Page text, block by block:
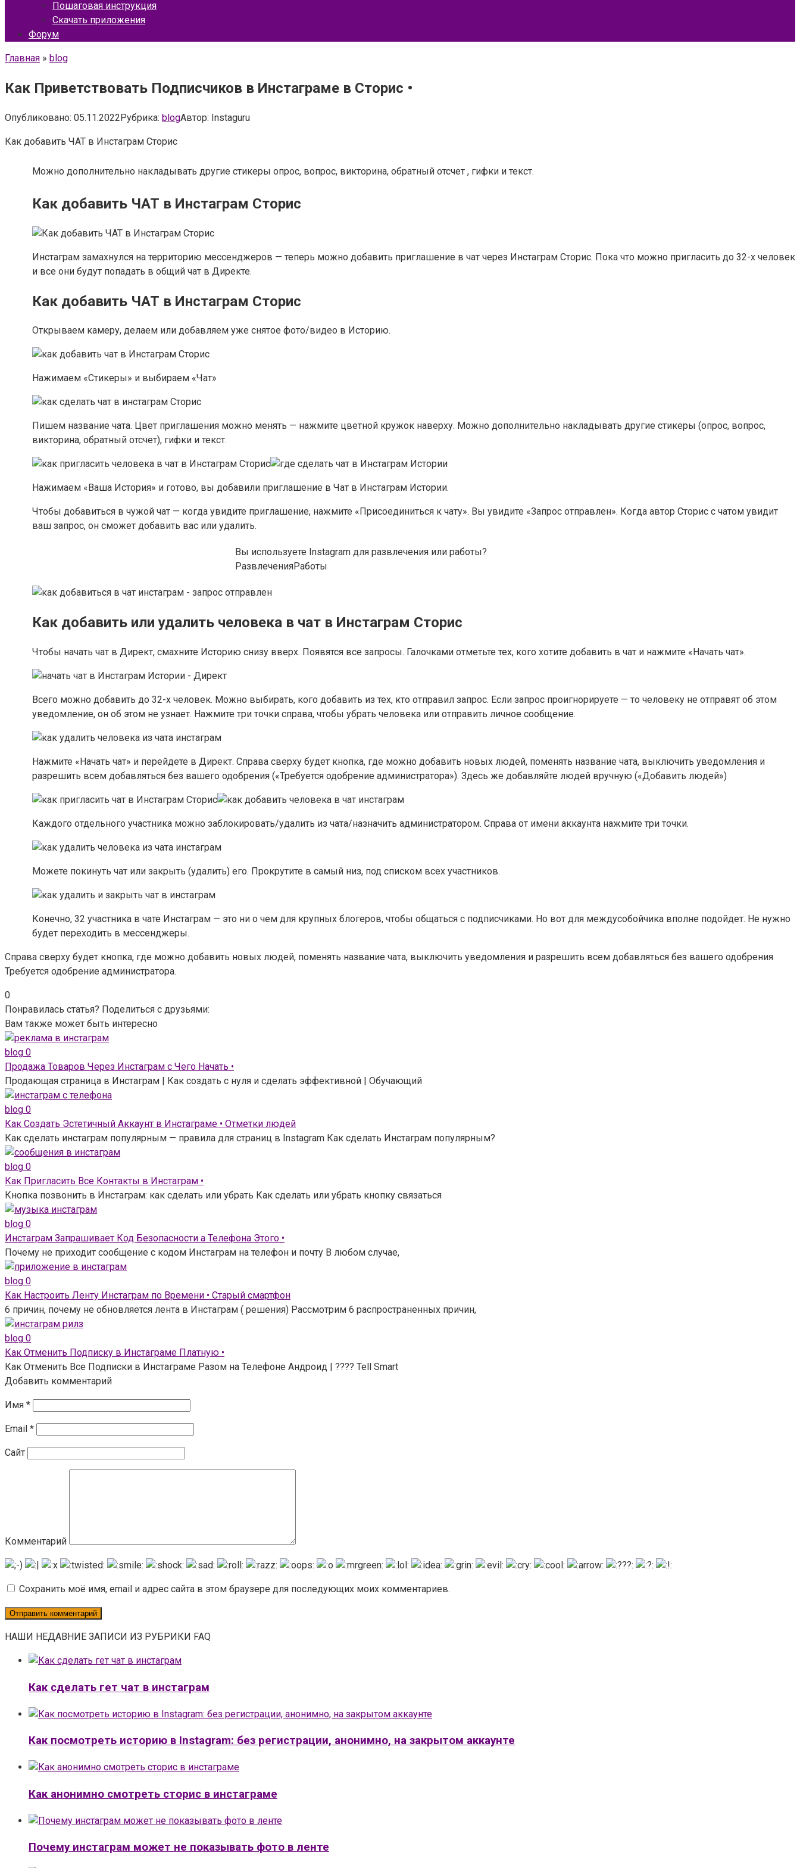
Пошаговая инструкция
Скачать приложения
Форум
Главная » blog
Как Приветствовать Подписчиков в Инстаграме в Сторис •
Опубликовано: 05.11.2022Рубрика: blogАвтор: Instaguru
Как добавить ЧАТ в Инстаграм Сторис
Можно дополнительно накладывать другие стикеры опрос, вопрос, викторина, обратный отсчет , гифки и текст.
Как добавить ЧАТ в Инстаграм Сторис
Инстаграм замахнулся на территорию мессенджеров — теперь можно добавить приглашение в чат через Инстаграм Сторис. Пока что можно пригласить до 32-х человек
и все они будут попадать в общий чат в Директе.
Как добавить ЧАТ в Инстаграм Сторис
Открываем камеру, делаем или добавляем уже снятое фото/видео в Историю.
Нажимаем «Стикеры» и выбираем «Чат»
Пишем название чата. Цвет приглашения можно менять — нажмите цветной кружок наверху. Можно дополнительно накладывать другие стикеры (опрос, вопрос,
викторина, обратный отсчет), гифки и текст.
Нажимаем «Ваша История» и готово, вы добавили приглашение в Чат в Инстаграм Истории.
Чтобы добавиться в чужой чат — когда увидите приглашение, нажмите «Присоединиться к чату». Вы увидите «Запрос отправлен». Когда автор Сторис с чатом увидит
ваш запрос, он сможет добавить вас или удалить.
Вы используете Instagram для развлечения или работы?
РазвлеченияРаботы
Как добавить или удалить человека в чат в Инстаграм Сторис
Чтобы начать чат в Директ, смахните Историю снизу вверх. Появятся все запросы. Галочками отметьте тех, кого хотите добавить в чат и нажмите «Начать чат».
Всего можно добавить до 32-х человек. Можно выбирать, кого добавить из тех, кто отправил запрос. Если запрос проигнорируете — то человеку не отправят об этом
уведомление, он об этом не узнает. Нажмите три точки справа, чтобы убрать человека или отправить личное сообщение.
Нажмите «Начать чат» и перейдете в Директ. Справа сверху будет кнопка, где можно добавить новых людей, поменять название чата, выключить уведомления и
разрешить всем добавляться без вашего одобрения («Требуется одобрение администратора»). Здесь же добавляйте людей вручную («Добавить людей»)
Каждого отдельного участника можно заблокировать/удалить из чата/назначить администратором. Справа от имени аккаунта нажмите три точки.
Можете покинуть чат или закрыть (удалить) его. Прокрутите в самый низ, под списком всех участников.
Конечно, 32 участника в чате Инстаграм — это ни о чем для крупных блогеров, чтобы общаться с подписчиками. Но вот для междусобойчика вполне подойдет. Не нужно
будет переходить в мессенджеры.
Справа сверху будет кнопка, где можно добавить новых людей, поменять название чата, выключить уведомления и разрешить всем добавляться без вашего одобрения
Требуется одобрение администратора.
0
Понравилась статья? Поделиться с друзьями:
Вам также может быть интересно
blog 0
Продажа Товаров Через Инстаграм с Чего Начать •
Продающая страница в Инстаграм | Как создать с нуля и сделать эффективной | Обучающий
blog 0
Как Создать Эстетичный Аккаунт в Инстаграме • Отметки людей
Как сделать инстаграм популярным — правила для страниц в Instagram Как сделать Инстаграм популярным?
blog 0
Как Пригласить Все Контакты в Инстаграм •
Кнопка позвонить в Инстаграм: как сделать или убрать Как сделать или убрать кнопку связаться
blog 0
Инстаграм Запрашивает Код Безопасности а Телефона Этого •
Почему не приходит сообщение с кодом Инстаграм на телефон и почту В любом случае,
blog 0
Как Настроить Ленту Инстаграм по Времени • Старый смартфон
6 причин, почему не обновляется лента в Инстаграм ( решения) Рассмотрим 6 распространенных причин,
blog 0
Как Отменить Подписку в Инстаграме Платную •
Как Отменить Все Подписки в Инстаграме Разом на Телефоне Андроид | ???? Tell Smart
Добавить комментарий
Имя *
Email *
Сайт
Комментарий
Сохранить моё имя, email и адрес сайта в этом браузере для последующих моих комментариев.
НАШИ НЕДАВНИЕ ЗАПИСИ ИЗ РУБРИКИ FAQ
Как сделать гет чат в инстаграм
Как посмотреть историю в Instagram: без регистрации, анонимно, на закрытом аккаунте
Как анонимно смотреть сторис в инстаграме
Почему инстаграм может не показывать фото в ленте